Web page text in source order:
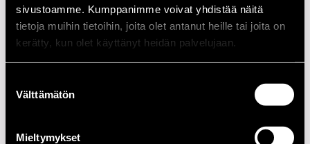
sivustoamme. Kumppanimme voivat yhdistää näitä
tietoja muihin tietoihin, joita olet antanut heille tai joita on
kerätty, kun olet käyttänyt heidän palvelujaan.
valinta
Välttämätön
Mieltymykset
Esiintymiset vuonna 1993
PÄIVÄ AIKA PAIKKA
14.07.1993 20.00 Cafe Jazz